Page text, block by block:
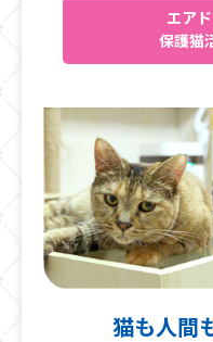
エア
保護猫
猫も人間